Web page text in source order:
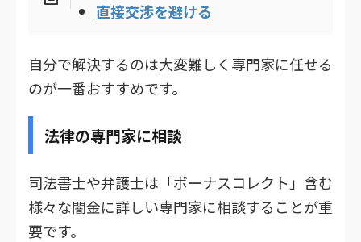
直接交渉を避ける
自分で解決するのは大変難しく専門家に任せる
のが一番おすすめです。
法律の専門家に相談
司法書士や弁護士は「ボーナスコレクト」含む
様々な闇金に詳しい専門家に相談することが重
要です。